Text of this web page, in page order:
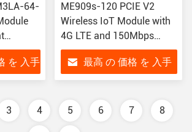
64-
を 入手
ME909s-120 PCIE V2
Wireless IoT Module with
4G LTE and 150Mbps
Downlink for Industrial
M2M Applications
最高 の 価格 を 入手
3 4 5 6 7 8